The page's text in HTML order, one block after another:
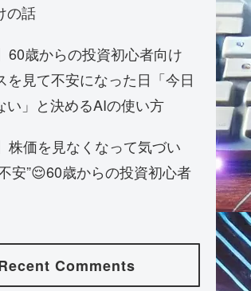
の話
60歳からの投資初心者向け
を見て不安になった日「今日
い」と決めるAIの使い方
株価を見なくなって気づい
安”😌60歳からの投資初心者
Comments